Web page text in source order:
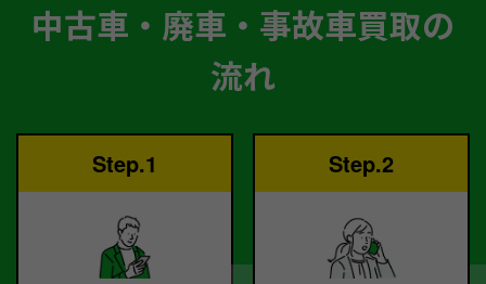
中古車・廃車・事故車買取の
流れ
Step.1 Step.2